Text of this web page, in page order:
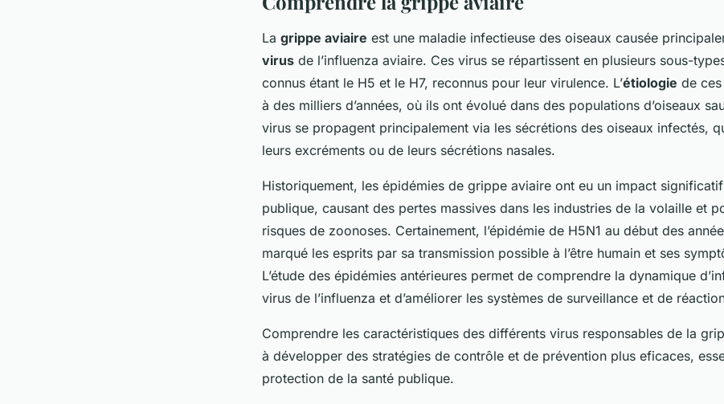
La grippe aviaire est une maladie infectieuse des oiseaux causée
virus de l’influenza aviaire. Ces virus se répartissent en plusieurs sous-
connus étant le H5 et le H7, reconnus pour leur virulence. L’étiologie de
à des milliers d’années, où ils ont évolué dans des populations d’oiseaux
virus se propagent principalement via les sécrétions des oiseaux infectés,
leurs excréments ou de leurs sécrétions nasales.
Historiquement, les épidémies de grippe aviaire ont eu un impact
publique, causant des pertes massives dans les industries de la volaille et
risques de zoonoses. Certainement, l’épidémie de H5N1 au début des
marqué les esprits par sa transmission possible à l’être humain et ses
L’étude des épidémies antérieures permet de comprendre la dynamique
virus de l’influenza et d’améliorer les systèmes de surveillance et de
Comprendre les caractéristiques des différents virus responsables de la
à développer des stratégies de contrôle et de prévention plus eficaces,
protection de la santé publique.